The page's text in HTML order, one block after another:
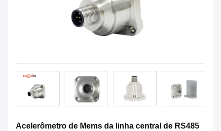
Acelerômetro de Mems da linha central de RS485